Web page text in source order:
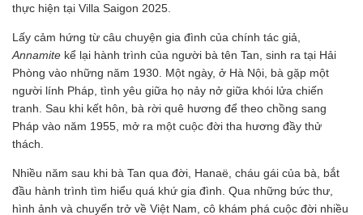
thực hiện tại Villa Saigon 2025.
Lấy cảm hứng từ câu chuyện gia đình của chính tác giả,
Annamite kể lại hành trình của người bà tên Tan, sinh ra tại Hải
Phòng vào những năm 1930. Một ngày, ở Hà Nội, bà gặp một
người lính Pháp, tình yêu giữa họ nảy nở giữa khói lửa chiến
tranh. Sau khi kết hôn, bà rời quê hương để theo chồng sang
Pháp vào năm 1955, mở ra một cuộc đời tha hương đầy thử
thách.
Nhiều năm sau khi bà Tan qua đời, Hanaë, cháu gái của bà, bắt
đầu hành trình tìm hiểu quá khứ gia đình. Qua những bức thư,
hình ảnh và chuyến trở về Việt Nam, cô khám phá cuộc đời nhiều